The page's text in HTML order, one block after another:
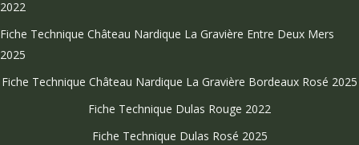
2022
Fiche Technique Château Nardique La Gravière Entre Deux Mers
2025
Fiche Technique Château Nardique La Gravière Bordeaux Rosé 2025
Fiche Technique Dulas Rouge 2022
Fiche Technique Dulas Rosé 2025